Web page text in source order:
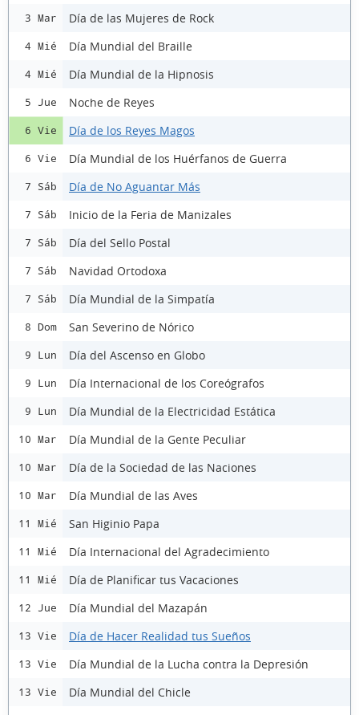
3 Mar Día de las Mujeres de Rock
4 Mié Día Mundial del Braille
4 Mié Día Mundial de la Hipnosis
5 Jue Noche de Reyes
6 Vie Día de los Reyes Magos
6 Vie Día Mundial de los Huérfanos de Guerra
7 Sáb Día de No Aguantar Más
7 Sáb Inicio de la Feria de Manizales
7 Sáb Día del Sello Postal
7 Sáb Navidad Ortodoxa
7 Sáb Día Mundial de la Simpatía
8 Dom San Severino de Nórico
9 Lun Día del Ascenso en Globo
9 Lun Día Internacional de los Coreógrafos
9 Lun Día Mundial de la Electricidad Estática
10 Mar Día Mundial de la Gente Peculiar
10 Mar Día de la Sociedad de las Naciones
10 Mar Día Mundial de las Aves
11 Mié San Higinio Papa
11 Mié Día Internacional del Agradecimiento
11 Mié Día de Planificar tus Vacaciones
12 Jue Día Mundial del Mazapán
13 Vie Día de Hacer Realidad tus Sueños
13 Vie Día Mundial de la Lucha contra la Depresión
13 Vie Día Mundial del Chicle